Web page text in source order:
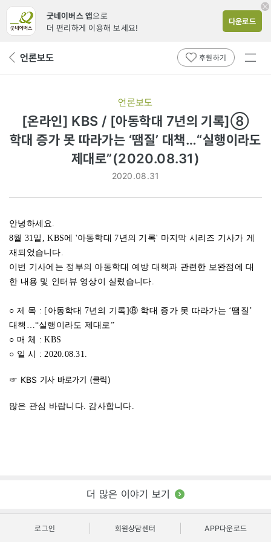
굿네이버스 앱으로
더 편리하게 이용해 보세요!
다운로드
뒤 언론보도 후원하기
전체
언론보도
[온라인] KBS / [아동학대 7년의 기록]⑧
학대 증가 못 따라가는 ‘땜질’ 대책…“실행이라도
제대로”(2020.08.31)
2020.08.31
안녕하세요.
8월 31일, KBS에 '아동학대 7년의 기록' 마지막 시리즈 기사가 게
재되었습니다.
이번 기사에는 정부의 아동학대 예방 대책과 관련한 보완점에 대
한 내용 및 인터뷰 영상이 실렸습니다.
○ 제 목 : [아동학대 7년의 기록]⑧ 학대 증가 못 따라가는 ‘땜질’
대책…“실행이라도 제대로”
○ 매 체 : KBS
○ 일 시 : 2020.08.31.
☞ KBS 기사 바로가기 (클릭)
많은 관심 바랍니다. 감사합니다.
더 많은 이야기 보기
로그인 회원상담센터 APP다운로드